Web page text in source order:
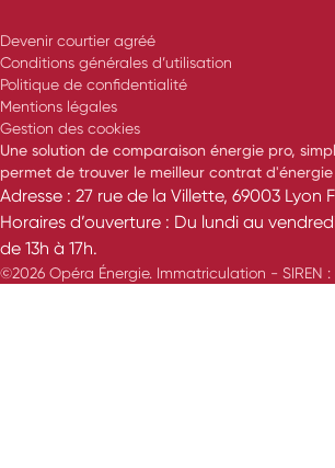
Devenir courtier agréé
Conditions générales d’utilisation
Politique de confidentialité
Mentions légales
Gestion des cookies
Une solution de comparaison énergie pro,
permet de trouver le meilleur contrat
Adresse : 27 rue de la Villette, 69003 Lyon
Horaires d’ouverture : Du lundi au
de 13h à 17h.
©2026 Opéra Énergie. Immatriculation - SIREN :